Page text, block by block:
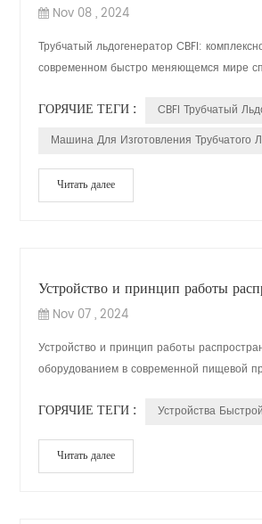
Nov 08 , 2024
Трубчатый льдогенератор CBFI:
современном быстро меняющемся мире
ГОРЯЧИЕ ТЕГИ : CBFI Трубчатый
Машина Для Изготовления Трубчатого
Читать далее
Устройство и принцип работы
Nov 07 , 2024
Устройство и принцип работы
оборудованием в современной пищевой
ГОРЯЧИЕ ТЕГИ : Устройства
Читать далее